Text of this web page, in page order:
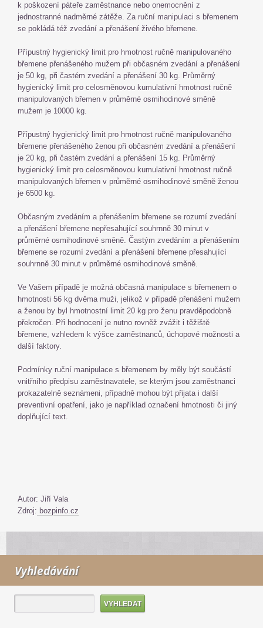
k poškození páteře zaměstnance nebo onemocnění z
jednostranné nadměrné zátěže. Za ruční manipulaci s břemenem
se pokládá též zvedání a přenášení živého břemene.
Přípustný hygienický limit pro hmotnost ručně manipulovaného
břemene přenášeného mužem při občasném zvedání a přenášení
je 50 kg, při častém zvedání a přenášení 30 kg. Průměrný
hygienický limit pro celosměnovou kumulativní hmotnost ručně
manipulovaných břemen v průměrné osmihodinové směně
mužem je 10000 kg.
Přípustný hygienický limit pro hmotnost ručně manipulovaného
břemene přenášeného ženou při občasném zvedání a přenášení
je 20 kg, při častém zvedání a přenášení 15 kg. Průměrný
hygienický limit pro celosměnovou kumulativní hmotnost ručně
manipulovaných břemen v průměrné osmihodinové směně ženou
je 6500 kg.
Občasným zvedáním a přenášením břemene se rozumí zvedání
a přenášení břemene nepřesahující souhrnně 30 minut v
průměrné osmihodinové směně. Častým zvedáním a přenášením
břemene se rozumí zvedání a přenášení břemene přesahující
souhrnně 30 minut v průměrné osmihodinové směně.
Ve Vašem případě je možná občasná manipulace s břemenem o
hmotnosti 56 kg dvěma muži, jelikož v případě přenášení mužem
a ženou by byl hmotnostní limit 20 kg pro ženu pravděpodobně
překročen. Při hodnocení je nutno rovněž zvážit i těžiště
břemene, vzhledem k výšce zaměstnanců, úchopové možnosti a
další faktory.
Podmínky ruční manipulace s břemenem by měly být součástí
vnitřního předpisu zaměstnavatele, se kterým jsou zaměstnanci
prokazatelně seznámeni, případně mohou být přijata i další
preventivní opatření, jako je například označení hmotnosti či jiný
doplňující text.
Autor: Jiří Vala
Zdroj: bozpinfo.cz
Vyhledávání